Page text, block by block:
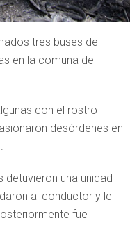
tres buses de
en la comuna de
con el rostro
desórdenes en
una unidad
al conductor y le
fue